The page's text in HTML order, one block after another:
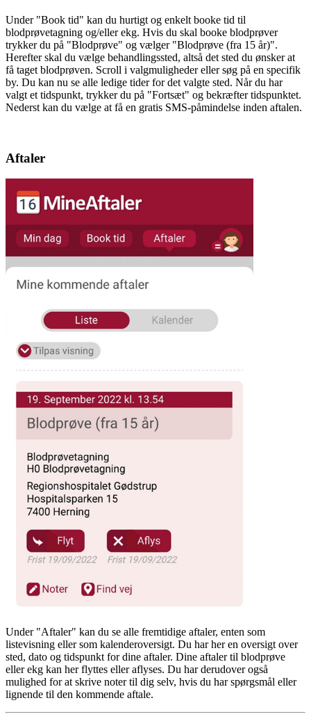
Under "Book tid" kan du hurtigt og enkelt booke tid til
blodprøvetagning og/eller ekg. Hvis du skal booke blodprøver
trykker du på "Blodprøve" og vælger "Blodprøve (fra 15 år)".
Herefter skal du vælge behandlingssted, altså det sted du ønsker at
få taget blodprøven. Scroll i valgmuligheder eller søg på en specifik
by. Du kan nu se alle ledige tider for det valgte sted. Når du har
valgt et tidspunkt, trykker du på "Fortsæt" og bekræfter tidspunktet.
Nederst kan du vælge at få en gratis SMS-påmindelse inden aftalen.
Aftaler
Under "Aftaler" kan du se alle fremtidige aftaler, enten som
listevisning eller som kalenderoversigt. Du har her en oversigt over
sted, dato og tidspunkt for dine aftaler. Dine aftaler til blodprøve
eller ekg kan her flyttes eller aflyses. Du har derudover også
mulighed for at skrive noter til dig selv, hvis du har spørgsmål eller
lignende til den kommende aftale.